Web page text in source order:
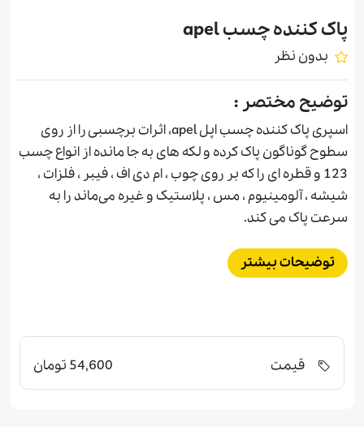
پاک کننده چسب apel
بدون نظر
توضیح مختصر :
اسپری پاک کننده چسب اپل apel، اثرات برچسبی را از روی
سطوح گوناگون پاک کرده و لکه های به جا مانده از انواع چسب
123 و قطره ای را که بر روی چوب ، ام دی اف ، فیبر ، فلزات ،
شیشه ، آلومینیوم ، مس ، پلاستیک و غیره می‌ماند را به
سرعت پاک می کند.
توضیحات بیشتر
قیمت 54,600 تومان